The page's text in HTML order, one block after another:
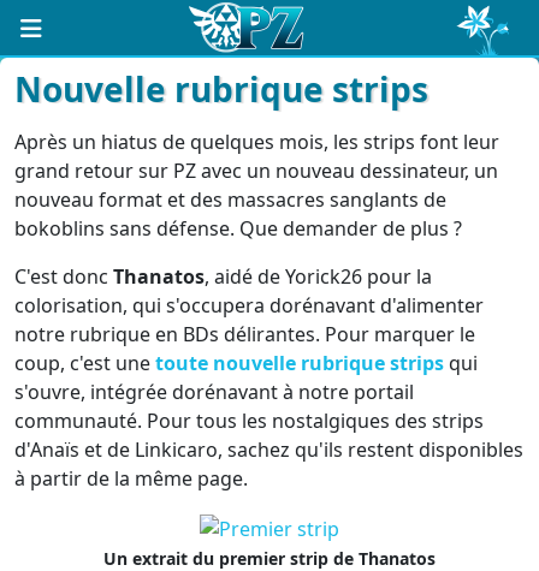
Nouvelle rubrique strips
Après un hiatus de quelques mois, les strips font leur
grand retour sur PZ avec un nouveau dessinateur, un
nouveau format et des massacres sanglants de
bokoblins sans défense. Que demander de plus ?
C'est donc Thanatos, aidé de Yorick26 pour la
colorisation, qui s'occupera dorénavant d'alimenter
notre rubrique en BDs délirantes. Pour marquer le
coup, c'est unetoute nouvelle rubrique stripsqui
s'ouvre, intégrée dorénavant à notre portail
communauté. Pour tous les nostalgiques des strips
d'Anaïs et de Linkicaro, sachez qu'ils restent disponibles
à partir de la même page.
Un extrait du premier strip de Thanatos